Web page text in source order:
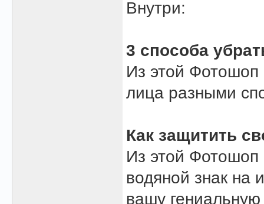
Внутри:
3 способа
Из этой Фотошоп
лица разными
Как защитить
Из этой Фотошоп
водяной знак на
вашу